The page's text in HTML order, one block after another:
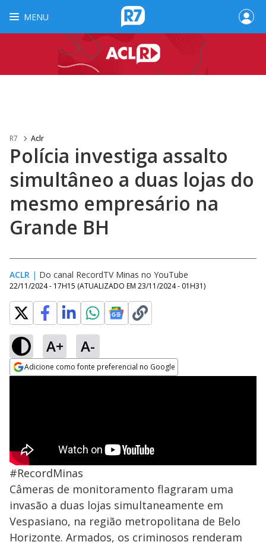
MENU
R7 Aclr
Polícia investiga assalto
simultâneo a duas lojas do
mesmo empresário na
Grande BH
ACLR | Do canal RecordTV Minas no YouTube
22/11/2024 - 17H15 (ATUALIZADO EM 23/11/2024 - 01H31)
A+ A-
Adicione como fonte preferencial no Google
#RecordMinas
Câmeras de monitoramento flagraram uma
invasão a duas lojas simultaneamente em
Vespasiano, na região metropolitana de Belo
Horizonte. Armados, os criminosos renderam